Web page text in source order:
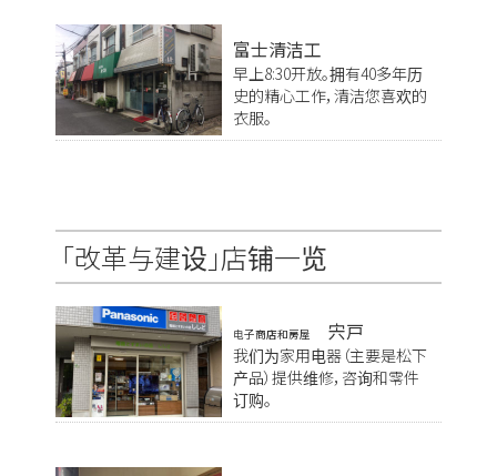
富士清洁工
早上8:30开放。拥有40多年历
史的精心工作，清洁您喜欢的
衣服。
「改革与建设」店铺一览
电子商店和房屋 宍戸
我们为家用电器（主要是松下
产品）提供维修，咨询和零件
订购。